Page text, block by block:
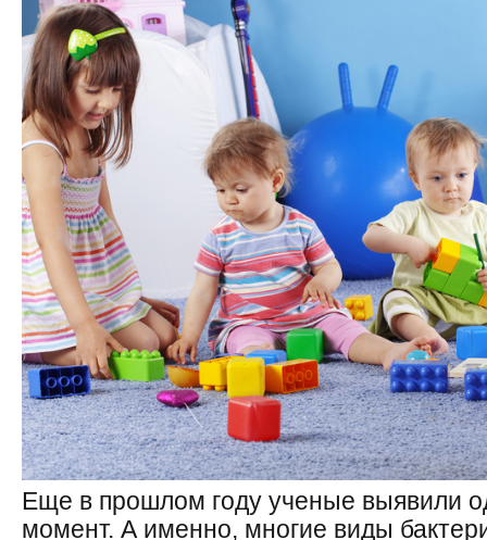
Еще в прошлом году ученые выявили
момент. А именно, многие виды